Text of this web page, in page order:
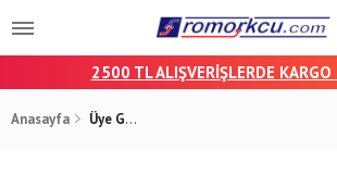
2500 TL ALIŞVERİŞLERDE KARGO
Anasayfa Üye Girişi